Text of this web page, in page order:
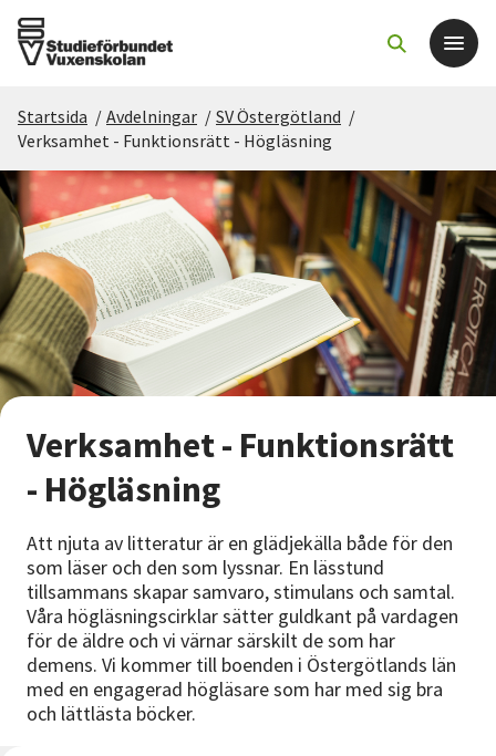
Det här gör vi
För dig som
Sök kurser och evenemang
Om SV
Starta studiecirkel
Cirkelledare
Nyheter
Avdelningar
Lyssna
Startsida / Avdelningar / SV Östergötland /
Verksamhet - Funktionsrätt - Högläsning
Verksamhet - Funktionsrätt
- Högläsning
Att njuta av litteratur är en glädjekälla både för den
som läser och den som lyssnar. En lässtund
tillsammans skapar samvaro, stimulans och samtal.
Våra högläsningscirklar sätter guldkant på vardagen
för de äldre och vi värnar särskilt de som har
demens. Vi kommer till boenden i Östergötlands län
med en engagerad högläsare som har med sig bra
och lättlästa böcker.